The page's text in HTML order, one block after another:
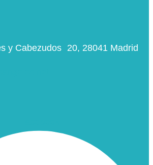
y Cabezudos 20, 28041 Madrid